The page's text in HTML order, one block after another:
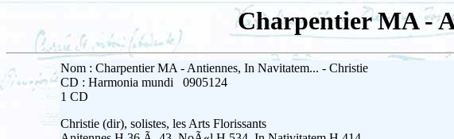
Charpentier MA -
Nom : Charpentier MA - Antiennes, In Navitatem... - Christie
CD : Harmonia mundi 0905124
1 CD
Christie (dir), solistes, les Arts Florissants